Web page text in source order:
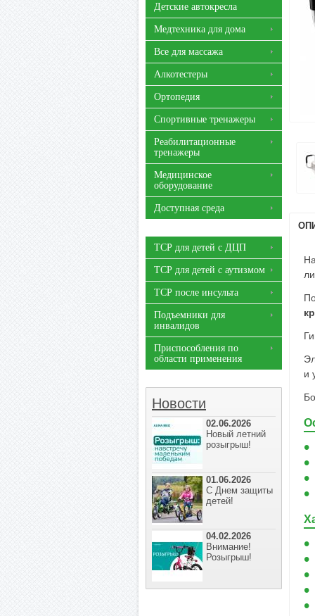
Детские автокресла
Медтехника для дома
Все для массажа
Алкотестеры
Ортопедия
Спортивные тренажеры
Реабилитационные
тренажеры
Медицинское
оборудование
Доступная среда
ТСР для детей с ДЦП
ТСР для детей с аутизмом
ТСР после инсульта
Подъемники для
инвалидов
Приспособления по
области применения
Новости
02.06.2026
Новый летний
розыгрыш!
01.06.2026
С Днем защиты
детей!
04.02.2026
Внимание!
Розыгрыш!
и